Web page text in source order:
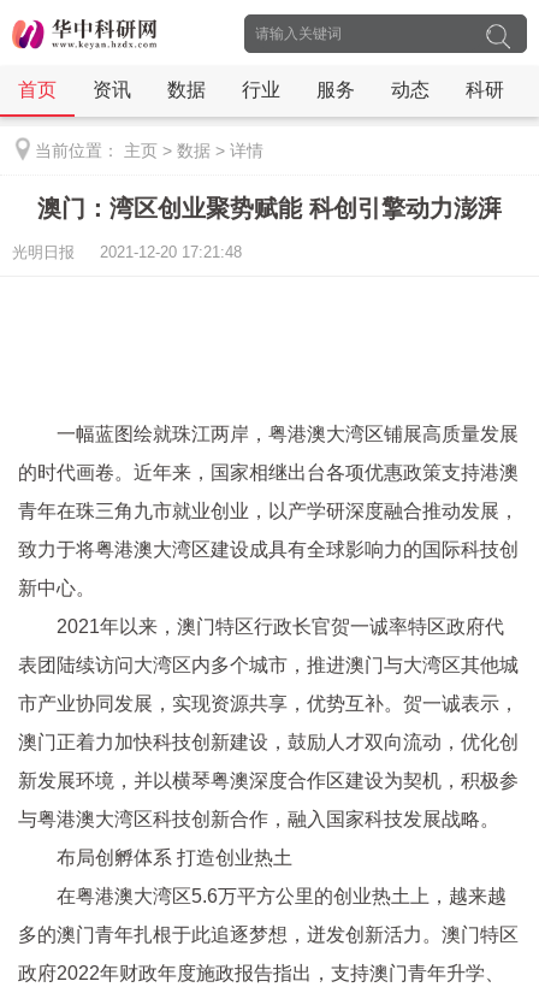
首页 资讯 数据 行业 服务 动态 科研
当前位置： 主页 > 数据 > 详情
澳门：湾区创业聚势赋能 科创引擎动力澎湃
光明日报 2021-12-20 17:21:48
一幅蓝图绘就珠江两岸，粤港澳大湾区铺展高质量发展
的时代画卷。近年来，国家相继出台各项优惠政策支持港澳
青年在珠三角九市就业创业，以产学研深度融合推动发展，
致力于将粤港澳大湾区建设成具有全球影响力的国际科技创
新中心。
2021年以来，澳门特区行政长官贺一诚率特区政府代
表团陆续访问大湾区内多个城市，推进澳门与大湾区其他城
市产业协同发展，实现资源共享，优势互补。贺一诚表示，
澳门正着力加快科技创新建设，鼓励人才双向流动，优化创
新发展环境，并以横琴粤澳深度合作区建设为契机，积极参
与粤港澳大湾区科技创新合作，融入国家科技发展战略。
布局创孵体系 打造创业热土
在粤港澳大湾区5.6万平方公里的创业热土上，越来越
多的澳门青年扎根于此追逐梦想，迸发创新活力。澳门特区
政府2022年财政年度施政报告指出，支持澳门青年升学、